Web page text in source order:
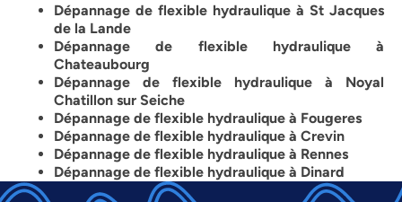
Dépannage de flexible hydraulique à St Jacques
de la Lande
Dépannage de flexible hydraulique à
Chateaubourg
Dépannage de flexible hydraulique à Noyal
Chatillon sur Seiche
Dépannage de flexible hydraulique à Fougeres
Dépannage de flexible hydraulique à Crevin
Dépannage de flexible hydraulique à Rennes
Dépannage de flexible hydraulique à Dinard